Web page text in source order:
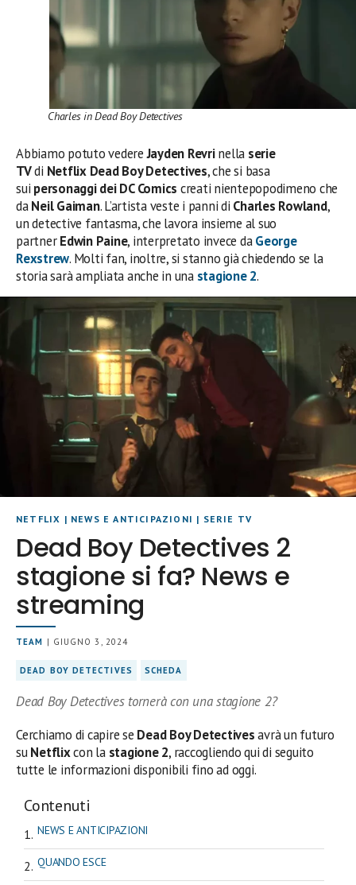
Charles in Dead Boy Detectives
Abbiamo potuto vedereJayden Revrinella serie
TVdi Netflix Dead Boy Detectives, che si basa
sui personaggi dei DC Comics creati nientepopodimeno che
daNeil Gaiman. L’artista veste i panni di Charles Rowland,
un detective fantasma, che lavora insieme al suo
partnerEdwin Paine, interpretato invece daGeorge
Rexstrew. Molti fan, inoltre, si stanno già chiedendo se la
storia sarà ampliata anche in una stagione 2.
NETFLIX | NEWS E ANTICIPAZIONI | SERIE TV
Dead Boy Detectives 2
stagione si fa? News e
streaming
TEAM | GIUGNO 3, 2024
DEAD BOY DETECTIVES SCHEDA
Dead Boy Detectives tornerà con una stagione 2?
Cerchiamo di capire se Dead Boy Detectivesavrà un futuro
suNetflixcon la stagione 2, raccogliendo qui di seguito
tutte le informazioni disponibili fino ad oggi.
Contenuti
NEWS E ANTICIPAZIONI
QUANDO ESCE